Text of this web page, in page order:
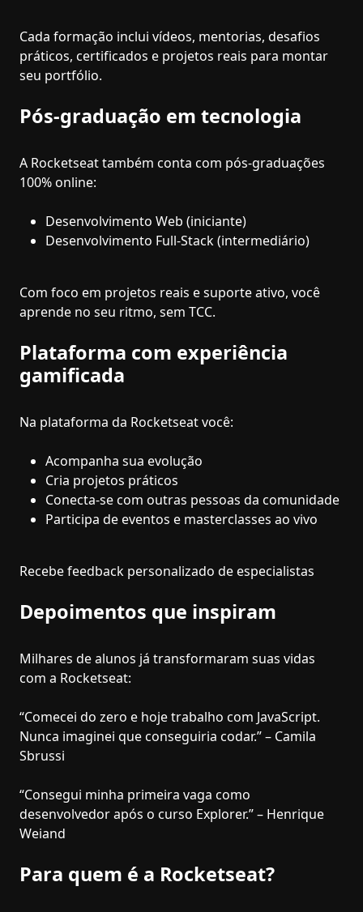
Cada formação inclui vídeos, mentorias, desafios
práticos, certificados e projetos reais para montar
seu portfólio.
Pós-graduação em tecnologia
A Rocketseat também conta com pós-graduações
100% online:
Desenvolvimento Web (iniciante)
Desenvolvimento Full-Stack (intermediário)
Com foco em projetos reais e suporte ativo, você
aprende no seu ritmo, sem TCC.
Plataforma com experiência
gamificada
Na plataforma da Rocketseat você:
Acompanha sua evolução
Cria projetos práticos
Conecta-se com outras pessoas da comunidade
Participa de eventos e masterclasses ao vivo
Recebe feedback personalizado de especialistas
Depoimentos que inspiram
Milhares de alunos já transformaram suas vidas
com a Rocketseat:
“Comecei do zero e hoje trabalho com JavaScript.
Nunca imaginei que conseguiria codar.” – Camila
Sbrussi
“Consegui minha primeira vaga como
desenvolvedor após o curso Explorer.” – Henrique
Weiand
Para quem é a Rocketseat?